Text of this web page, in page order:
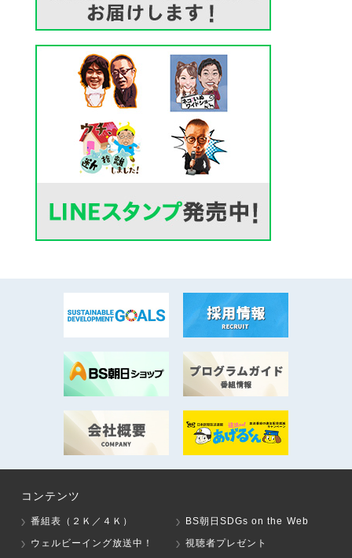
コンテンツ
番組表（２Ｋ／４Ｋ）
BS朝日SDGs on the Web
ウェルビーイング放送中！
視聴者プレゼント